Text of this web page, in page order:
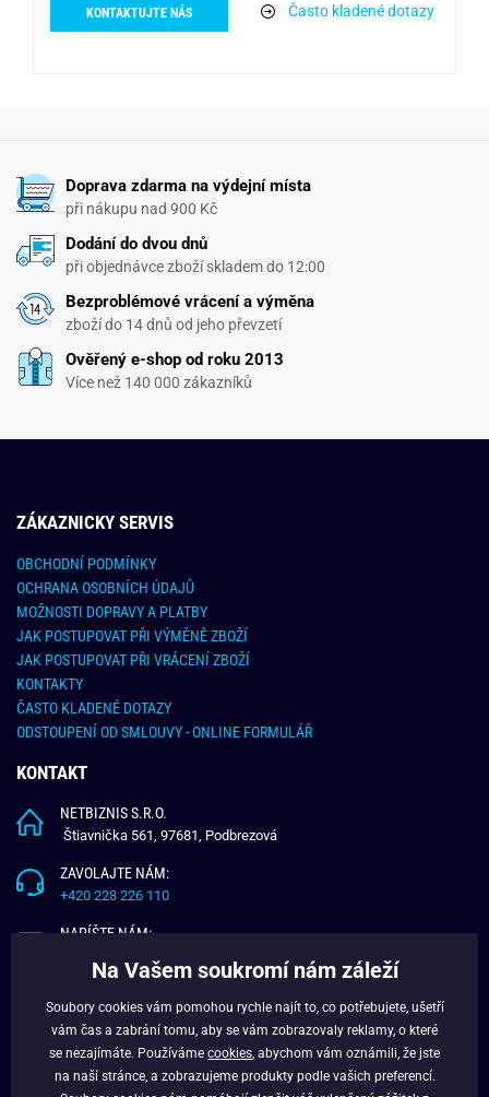
KONTAKTUJTE NÁS
Často kladené dotazy
Doprava zdarma na výdejní místa
při nákupu nad 900 Kč
Dodání do dvou dnů
při objednávce zboží skladem do 12:00
Bezproblémové vrácení a výměna
zboží do 14 dnů od jeho převzetí
Ověřený e-shop od roku 2013
Více než 140 000 zákazníků
ZÁKAZNICKY SERVIS
OBCHODNÍ PODMÍNKY
OCHRANA OSOBNÍCH ÚDAJŮ
MOŽNOSTI DOPRAVY A PLATBY
JAK POSTUPOVAT PŘI VÝMĚNĚ ZBOŽÍ
JAK POSTUPOVAT PŘI VRÁCENÍ ZBOŽÍ
KONTAKTY
ČASTO KLADENÉ DOTAZY
ODSTOUPENÍ OD SMLOUVY - ONLINE FORMULÁŘ
KONTAKT
NETBIZNIS S.R.O.
Štiavnička 561, 97681, Podbrezová
ZAVOLAJTE NÁM:
+420 228 226 110
NAPÍŠTE NÁM:
O NÁS
VĚRNOSTNÍ PROGRAM
Na Vašem soukromí nám záleží
Soubory cookies vám pomohou rychle najít to, co potřebujete, ušetří
vám čas a zabrání tomu, aby se vám zobrazovaly reklamy, o které
se nezajímáte. Používáme cookies , abychom vám oznámili, že jste
na naší stránce, a zobrazujeme produkty podle vašich preferencí.